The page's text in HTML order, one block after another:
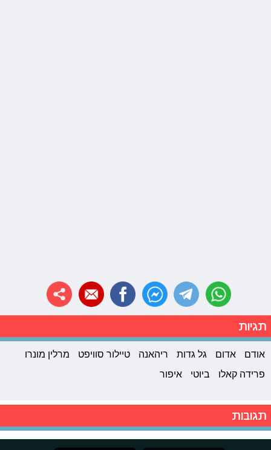
תגיות
אודם אדום גל גדות ריהאנה טיילור סוויפט
מרלין מונרו
פרידה קאלו
ביוטי איפור
תגובות